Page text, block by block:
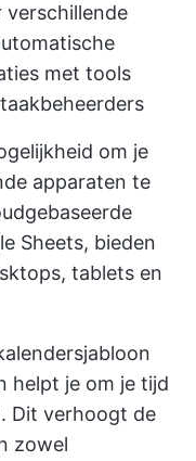
verschillende
met tools
om je
apparaten te
Sheets, bieden
tablets en
helpt je om je tijd
Dit verhoogt de
zowel